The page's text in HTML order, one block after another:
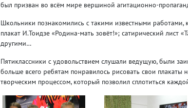
был призван во всём мире вершиной агитационно-
Школьники познакомились с такими известными
плакат И.Тоидзе «Родина-мать зовёт!»; сатирический
другими…
Пятиклассники с удовольствием слушали ведущую, были
больше всего ребятам понравилось рисовать свои
творческим процессом, который позволил сплотиться